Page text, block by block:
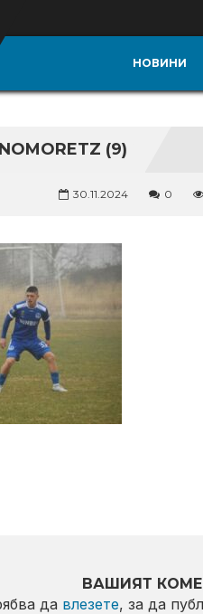
НОВИНИ
(9)
30.11.2024 0
ВАШИЯТ
да влезете, за да